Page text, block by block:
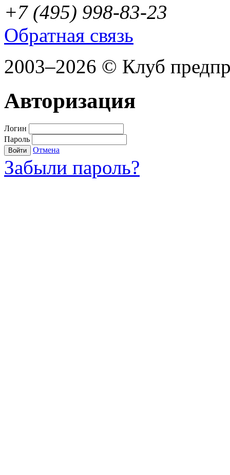
+7 (495) 998-83-23
Обратная связь
2003–2026 © Клуб
Авторизация
Логин
Пароль
Войти Отмена
Забыли пароль?